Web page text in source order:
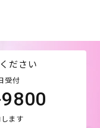
ださい
受付
ます